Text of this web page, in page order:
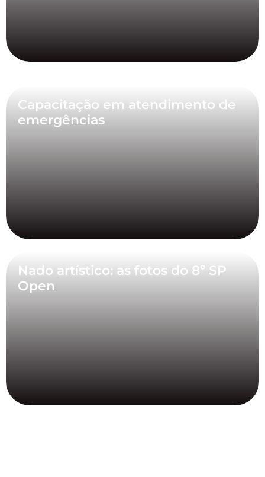
Capacitação em atendimento de
emergências
Nado artístico: as fotos do 8º SP
Open